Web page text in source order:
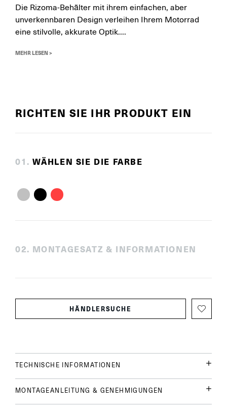
Die Rizoma-Behälter mit ihrem einfachen, aber
unverkennbaren Design verleihen Ihrem Motorrad
eine stilvolle, akkurate Optik....
MEHR LESEN >
RICHTEN SIE IHR PRODUKT EIN
01 . WÄHLEN SIE DIE FARBE
02. MONTAGESATZ & INFORMATIONEN
HÄNDLERSUCHE
TECHNISCHE INFORMATIONEN
MONTAGEANLEITUNG & GENEHMIGUNGEN